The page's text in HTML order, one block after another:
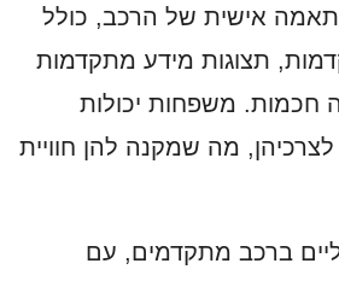
אישית של הרכב, כולל
תצוגות מידע מתקדמות
חכמות. משפחות יכולות
מה שמקנה להן חוויית
ברכב מתקדמים, עם